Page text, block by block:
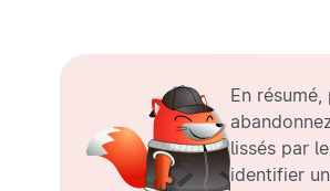
En
lissés par
identifier